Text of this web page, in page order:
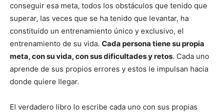
conseguir esa meta, todos los obstáculos que tenido que
superar, las veces que se ha tenido que levantar, ha
constituido un entrenamiento único y exclusivo, el
entrenamiento de su vida. Cada persona tiene su propia
meta, con su vida, con sus dificultades y retos. Cada uno
aprende de sus propios errores y estos le impulsan hacia
donde quiere llegar.
El verdadero libro lo escribe cada uno con sus propias